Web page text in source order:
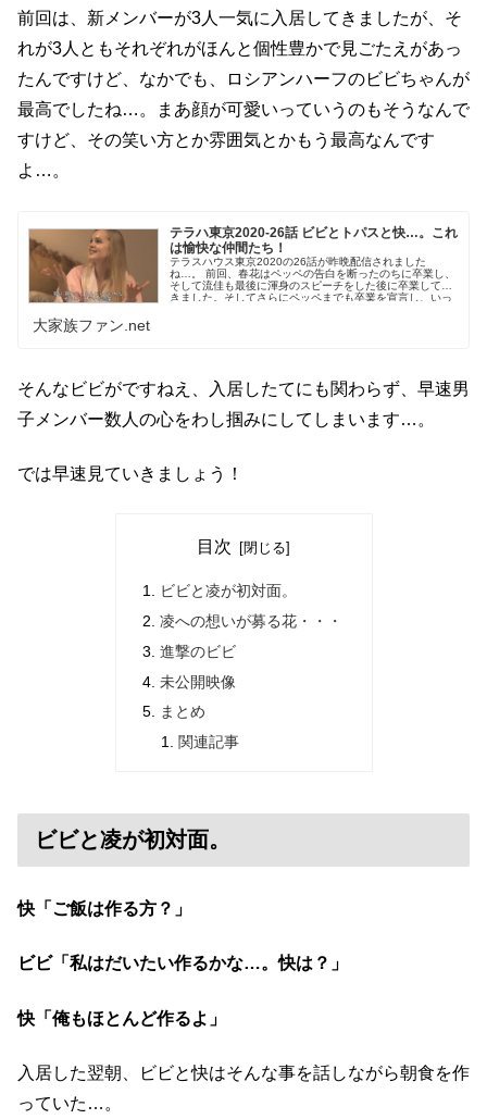
前回は、新メンバーが3人一気に入居してきましたが、そ
れが3人ともそれぞれがほんと個性豊かで見ごたえがあっ
たんですけど、なかでも、ロシアンハーフのビビちゃんが
最高でしたね…。まあ顔が可愛いっていうのもそうなんで
すけど、その笑い方とか雰囲気とかもう最高なんです
よ…。
テラハ東京2020-26話 ビビとトパスと快…。これ
は愉快な仲間たち！
テラスハウス東京2020の26話が昨晩配信されました
ね…。 前回、春花はペッペの告白を断ったのちに卒業し、
そして流佳も最後に渾身のスピーチをした後に卒業してい
きました。そしてさらにペッペまでも卒業を宣言し、いっ
大家族ファン.net
そんなビビがですねえ、入居したてにも関わらず、早速男
子メンバー数人の心をわし掴みにしてしまいます…。
では早速見ていきましょう！
目次
ビビと凌が初対面。
凌への想いが募る花・・・
進撃のビビ
未公開映像
まとめ
関連記事
ビビと凌が初対面。
快「ご飯は作る方？」
ビビ「私はだいたい作るかな…。快は？」
快「俺もほとんど作るよ」
入居した翌朝、ビビと快はそんな事を話しながら朝食を作
っていた…。